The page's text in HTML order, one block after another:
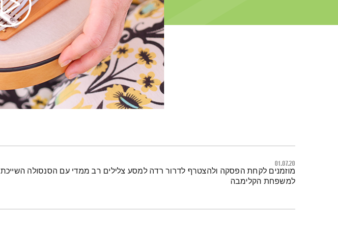
01.07.20
תמצית הפודקאסט
מוזמנים לקחת הפסקה ולהצטרף לדרור רדה למסע צלילים רב ממדי עם הסנסולה השייכת
למשפחת הקלימבה